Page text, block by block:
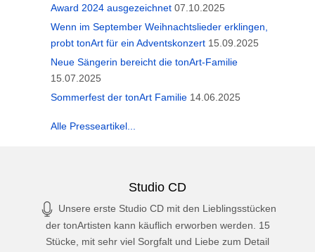
Award 2024 ausgezeichnet 07.10.2025
Wenn im September Weihnachtslieder erklingen,
probt tonArt für ein Adventskonzert 15.09.2025
Neue Sängerin bereicht die tonArt-Familie
15.07.2025
Sommerfest der tonArt Familie 14.06.2025
Alle Presseartikel...
Studio CD
Unsere erste Studio CD mit den Lieblingsstücken
der tonArtisten kann käuflich erworben werden. 15
Stücke, mit sehr viel Sorgfalt und Liebe zum Detail